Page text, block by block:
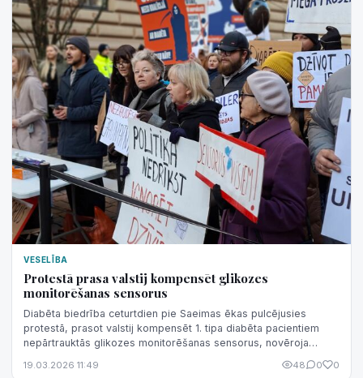
VESELĪBA
Protestā prasa valstij kompensēt glikozes
monitorēšanas sensorus
Diabēta biedrība ceturtdien pie Saeimas ēkas pulcējusies
protestā, prasot valstij kompensēt 1. tipa diabēta pacientiem
nepārtrauktās glikozes monitorēšanas sensorus, novēroja
19.03.2026 11:49 48 0 0